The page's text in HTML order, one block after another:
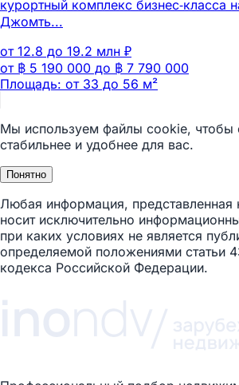
курортный комплекс бизнес‑класса
Джомть...
от 12.8 до 19.2 млн ₽
от ฿ 5 190 000 до ฿ 7 790 000
Площадь: от 33 до 56 м²
Мы используем файлы cookie, чтобы
стабильнее и удобнее для вас.
Понятно
Любая информация, представленная
носит исключительно
при каких условиях не является
определяемой положениями статьи
кодекса Российской Федерации.